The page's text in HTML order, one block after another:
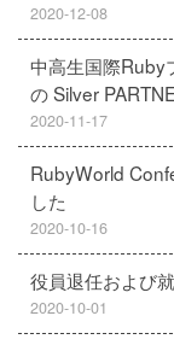
2020-12-08
中高生国際Ruby
の Silver
2020-11-17
RubyWorld
した
2020-10-16
役員退任および
2020-10-01